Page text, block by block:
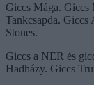
Giccs Mága.
Tankcsapda. Giccs
Stones.
Giccs a NER és
Hadházy. Giccs